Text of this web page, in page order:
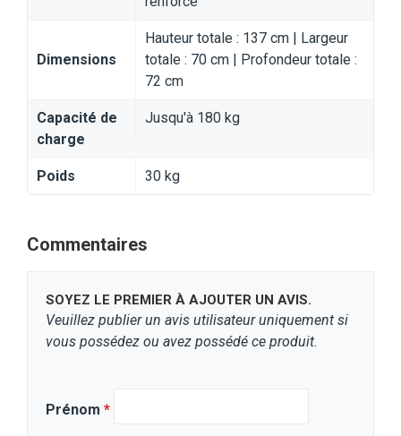
Dimensions
Hauteur totale : 137 cm | Largeur
totale : 70 cm | Profondeur totale :
72 cm
Capacité de
charge
Jusqu'à 180 kg
Poids 30 kg
Commentaires
SOYEZ LE PREMIER À AJOUTER UN AVIS.
Veuillez publier un avis utilisateur uniquement si
vous possédez ou avez possédé ce produit.
Prénom *